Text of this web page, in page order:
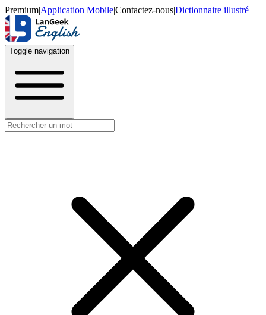
Premium|Application Mobile|Contactez-nous|Dictionnaire illustré
Toggle navigation